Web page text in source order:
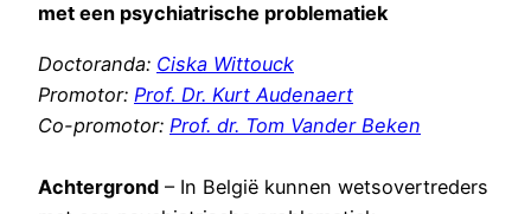
met een psychiatrische problematiek
Doctoranda: Ciska Wittouck
Promotor: Prof. Dr. Kurt Audenaert
Co-promotor: Prof. dr. Tom Vander Beken
Achtergrond – In België kunnen wetsovertreders